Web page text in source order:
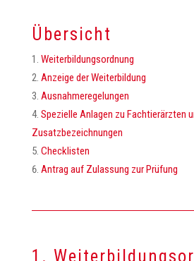
Übersicht
Weiterbildungsordnung
Anzeige der Weiterbildung
Ausnahmeregelungen
Spezielle Anlagen zu Fachtierärzten
Zusatzbezeichnungen
Checklisten
Antrag auf Zulassung zur Prüfung
1.